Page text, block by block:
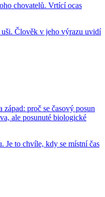
chovatelů. Vrtící ocas
uši. Člověk v jeho výrazu uvidí
proč se časový posun
ale posunuté biologické
Je to chvíle, kdy se místní čas